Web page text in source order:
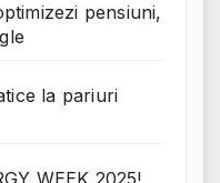
pensiuni,
la pariuri